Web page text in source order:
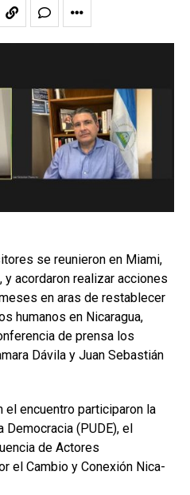
se reunieron en Miami,
y acordaron realizar acciones
en aras de restablecer
humanos en Nicaragua,
de prensa los
Dávila y Juan Sebastián
encuentro participaron la
(PUDE), el
de Actores
el Cambio y Conexión Nica-